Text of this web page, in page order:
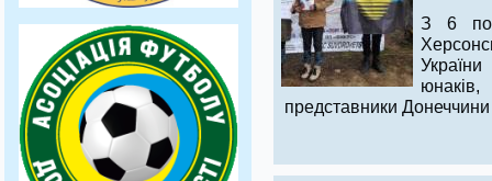
З 6 по
України
представники Донеччини